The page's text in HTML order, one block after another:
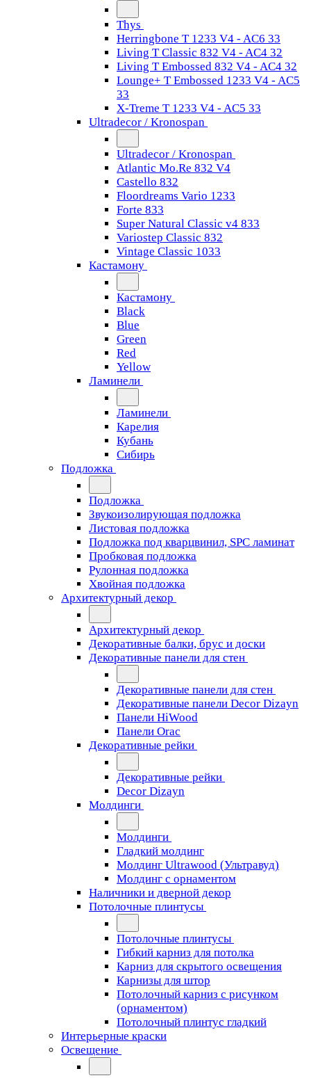
Thys
Herringbone T 1233 V4 - AC6 33
Living T Classic 832 V4 - AC4 32
Living T Embossed 832 V4 - AC4 32
Lounge+ T Embossed 1233 V4 - AC5
33
X-Treme T 1233 V4 - AC5 33
Ultradecor / Kronospan
Ultradecor / Kronospan
Atlantic Mo.Re 832 V4
Castello 832
Floordreams Vario 1233
Forte 833
Super Natural Classic v4 833
Variostep Classic 832
Vintage Classic 1033
Кастамону
Кастамону
Black
Blue
Green
Red
Yellow
Ламинели
Ламинели
Карелия
Кубань
Сибирь
Подложка
Подложка
Звукоизолирующая подложка
Листовая подложка
Подложка под кварцвинил, SPC ламинат
Пробковая подложка
Рулонная подложка
Хвойная подложка
Архитектурный декор
Архитектурный декор
Декоративные балки, брус и доски
Декоративные панели для стен
Декоративные панели для стен
Декоративные панели Decor Dizayn
Панели HiWood
Панели Orac
Декоративные рейки
Декоративные рейки
Decor Dizayn
Молдинги
Молдинги
Гладкий молдинг
Молдинг Ultrawood (Ультравуд)
Молдинг с орнаментом
Наличники и дверной декор
Потолочные плинтусы
Потолочные плинтусы
Гибкий карниз для потолка
Карниз для скрытого освещения
Карнизы для штор
Потолочный карниз с рисунком
(орнаментом)
Потолочный плинтус гладкий
Интерьерные краски
Освещение